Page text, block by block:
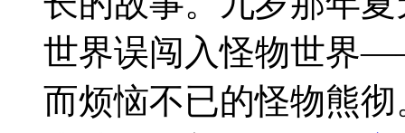
世界误闯入怪物世界
而烦恼不已的怪物熊